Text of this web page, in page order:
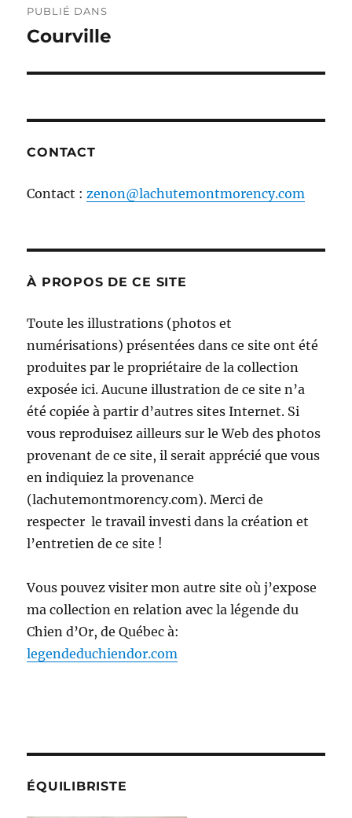
de
PUBLIÉ DANS
Courville
CONTACT
Contact :zenon@lachutemontmorency.com
À PROPOS DE CE SITE
Toute les illustrations (photos et
numérisations) présentées dans ce site ont été
produites par le propriétaire de la collection
exposée ici. Aucune illustration de ce site n’a
été copiée à partir d’autres sites Internet. Si
vous reproduisez ailleurs sur le Web des photos
provenant de ce site, il serait apprécié que vous
en indiquiez la provenance
(lachutemontmorency.com). Merci de
respecter le travail investi dans la création et
l’entretien de ce site !
Vous pouvez visiter mon autre site où j’expose
ma collection en relation avec la légende du
Chien d’Or, de Québec à:
legendeduchiendor.com
ÉQUILIBRISTE